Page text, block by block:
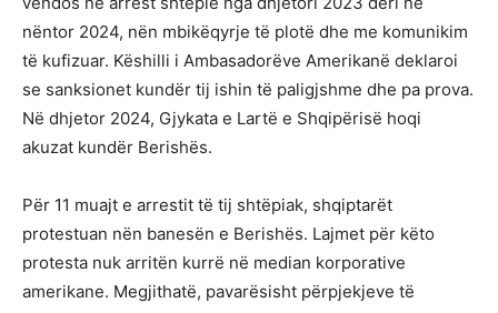
nëntor 2024, nën mbikëqyrje të plotë dhe me komunikim
të kufizuar. Këshilli i Ambasadorëve Amerikanë deklaroi
se sanksionet kundër tij ishin të paligjshme dhe pa prova.
Në dhjetor 2024, Gjykata e Lartë e Shqipërisë hoqi
akuzat kundër Berishës.
Për 11 muajt e arrestit të tij shtëpiak, shqiptarët
protestuan nën banesën e Berishës. Lajmet për këto
protesta nuk arritën kurrë në median korporative
amerikane. Megjithatë, pavarësisht përpjekjeve të